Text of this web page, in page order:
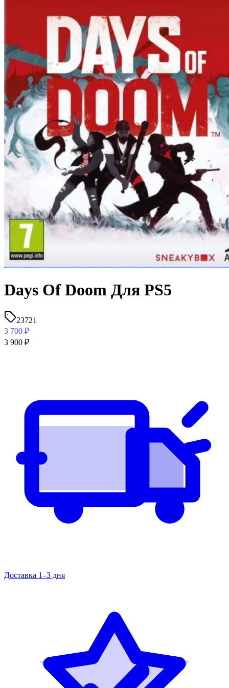
Days Of Doom Для PS5
23721
3 700 ₽
3 900 ₽
Доставка 1–3 дня